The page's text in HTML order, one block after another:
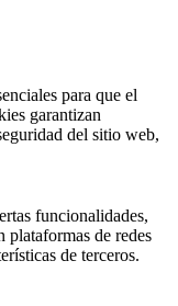
para que el
garantizan
del sitio web,
funcionalidades,
de redes
de terceros.